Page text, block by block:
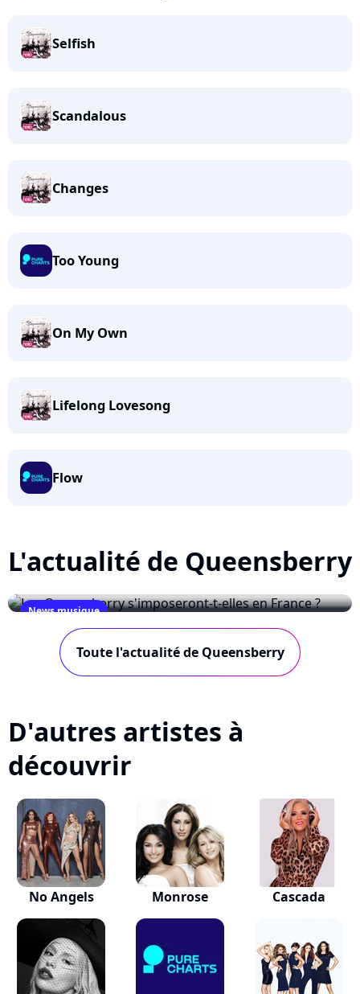
Selfish
Scandalous
Changes
Too Young
On My Own
Lifelong Lovesong
Flow
L'actualité de Queensberry
News musique
Les Queensberry s'imposeront-t-elles en
France ?
August 20, 2009
Toute l'actualité de Queensberry
D'autres artistes à
découvrir
No Angels Monrose Cascada